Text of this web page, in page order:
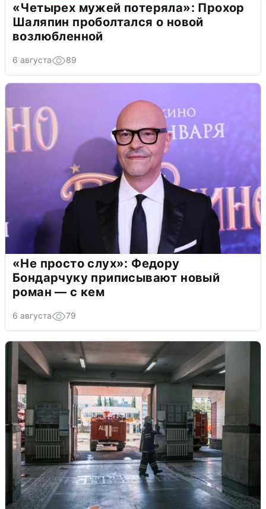
«Четырех мужей потеряла»: Прохор
Шаляпин проболтался о новой
возлюбленной
6 августа 89
«Не просто слух»: Федору
Бондарчуку приписывают новый
роман — с кем
6 августа 79